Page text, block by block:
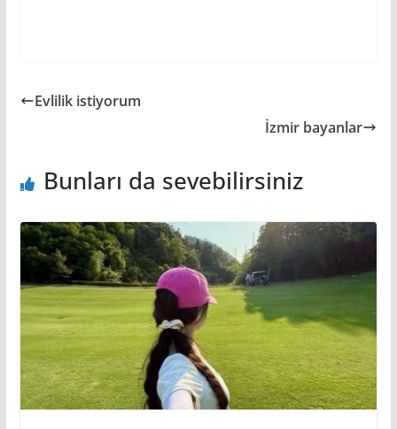
Evlilik istiyorum
İzmir bayanlar
Bunları da sevebilirsiniz